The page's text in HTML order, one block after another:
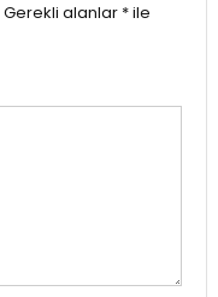
Gerekli alanlar *ile